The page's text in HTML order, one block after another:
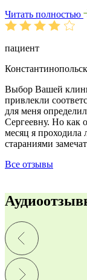
Читать полностью
пациент
Выбор Вашей
привлекли
для меня
Сергеевну. Но как
месяц я проходила
стараниями
Все отзывы